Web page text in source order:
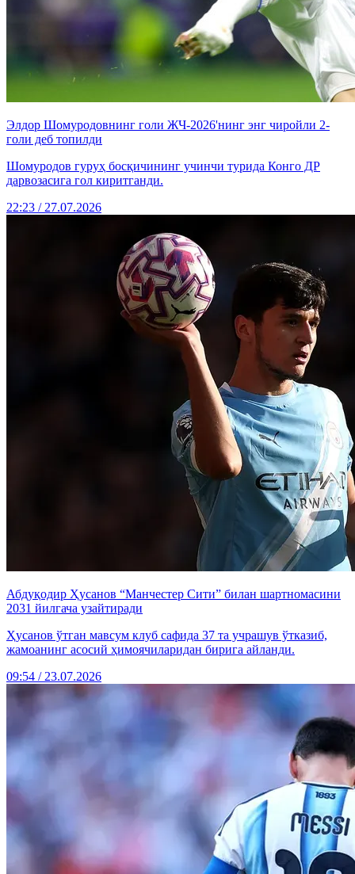
Элдор Шомуродовнинг голи ЖЧ-2026'нинг энг чиройли 2-
голи деб топилди
Шомуродов гуруҳ босқичининг учинчи турида Конго ДР
дарвозасига гол киритганди.
22:23 / 27.07.2026
Абдуқодир Ҳусанов “Манчестер Сити” билан шартномасини
2031 йилгача узайтиради
Ҳусанов ўтган мавсум клуб сафида 37 та учрашув ўтказиб,
жамоанинг асосий ҳимоячиларидан бирига айланди.
09:54 / 23.07.2026